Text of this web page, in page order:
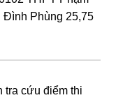
Đình Phùng 25,75
tra cứu điểm thi